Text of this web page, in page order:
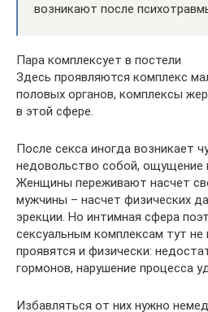
возникают после
Пара комплексует в постели
Здесь проявляются комплекс
половых органов, комплексы
в этой сфере.
После секса иногда возникает
недовольство собой, ощущение
Женщины переживают насчет
мужчины – насчет физических
эрекции. Но интимная сфера
сексуальным комплексам тут не
проявятся и физически:
гормонов, нарушение процесса
Избавляться от них нужно